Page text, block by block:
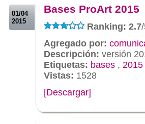
01/04
2015
Bases ProArt 2015
Ranking: 2.7
Agregado por:
Descripción: versión
Etiquetas: bases , 2015
Vistas: 1528
[Descargar]